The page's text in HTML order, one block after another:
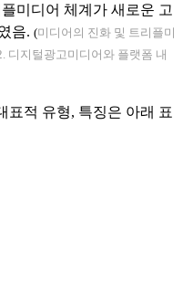
미디어 체계가 새로운 고
음. (미디어의 진화 및 트리플미
디지털광고미디어와 플랫폼 내
표적 유형, 특징은 아래 표